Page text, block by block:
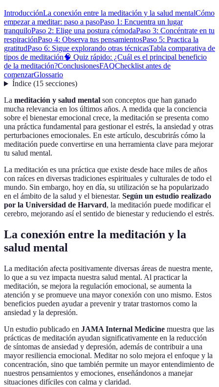
IntroducciónLa conexión entre la meditación y la salud mentalCómo
empezar a meditar: paso a pasoPaso 1: Encuentra un lugar
tranquiloPaso 2: Elige una postura cómodaPaso 3: Concéntrate en tu
respiraciónPaso 4: Observa tus pensamientosPaso 5: Practica la
gratitudPaso 6: Sigue explorando otras técnicasTabla comparativa de
tipos de meditación🧠 Quiz rápido: ¿Cuál es el principal beneficio
de la meditación?ConclusionesFAQChecklist antes de
comenzarGlossario
Índice(15 secciones)
La meditación y salud mental son conceptos que han ganado
mucha relevancia en los últimos años. A medida que la conciencia
sobre el bienestar emocional crece, la meditación se presenta como
una práctica fundamental para gestionar el estrés, la ansiedad y otras
perturbaciones emocionales. En este artículo, descubrirás cómo la
meditación puede convertirse en una herramienta clave para mejorar
tu salud mental.
La meditación es una práctica que existe desde hace miles de años
con raíces en diversas tradiciones espirituales y culturales de todo el
mundo. Sin embargo, hoy en día, su utilización se ha popularizado
en el ámbito de la salud y el bienestar. Según un estudio realizado
por la Universidad de Harvard, la meditación puede modificar el
cerebro, mejorando así el sentido de bienestar y reduciendo el estrés.
La conexión entre la meditación y la
salud mental
La meditación afecta positivamente diversas áreas de nuestra mente,
lo que a su vez impacta nuestra salud mental. Al practicar la
meditación, se mejora la regulación emocional, se aumenta la
atención y se promueve una mayor conexión con uno mismo. Estos
beneficios pueden ayudar a prevenir y tratar trastornos como la
ansiedad y la depresión.
Un estudio publicado en JAMA Internal Medicine muestra que las
prácticas de meditación ayudan significativamente en la reducción
de síntomas de ansiedad y depresión, además de contribuir a una
mayor resiliencia emocional. Meditar no solo mejora el enfoque y la
concentración, sino que también permite un mayor entendimiento de
nuestros pensamientos y emociones, enseñándonos a manejar
situaciones difíciles con calma y claridad.